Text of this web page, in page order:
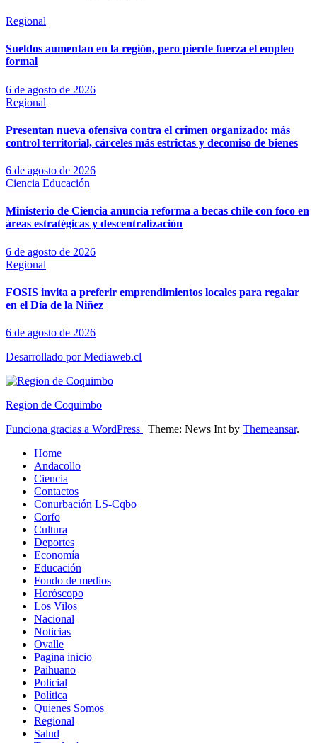
Regional
Sueldos aumentan en la región, pero pierde fuerza el empleo
formal
6 de agosto de 2026
Regional
Presentan nueva ofensiva contra el crimen organizado: más
control territorial, cárceles más estrictas y decomiso de bienes
6 de agosto de 2026
Ciencia Educación
Ministerio de Ciencia anuncia reforma a becas chile con foco en
áreas estratégicas y descentralización
6 de agosto de 2026
Regional
FOSIS invita a preferir emprendimientos locales para regalar
en el Día de la Niñez
6 de agosto de 2026
Desarrollado por Mediaweb.cl
Region de Coquimbo
Funciona gracias a WordPress | Theme: News Int by Themeansar.
Home
Andacollo
Ciencia
Contactos
Conurbación LS-Cqbo
Corfo
Cultura
Deportes
Economía
Educación
Fondo de medios
Horóscopo
Los Vilos
Nacional
Noticias
Ovalle
Pagina inicio
Paihuano
Policial
Política
Quienes Somos
Regional
Salud